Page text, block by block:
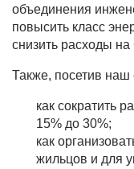
объединения
повысить класс
снизить расходы на
Также, посетив наш
как сократить
15% до 30%;
как
жильцов и для